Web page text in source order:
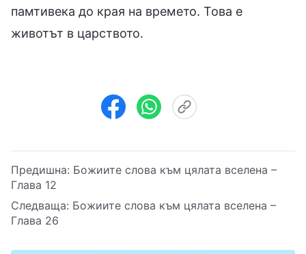
памтивека до края на времето. Това е
животът в царството.
Предишна: Божиите слова към цялата вселена –
Глава 12
Следваща: Божиите слова към цялата вселена –
Глава 26